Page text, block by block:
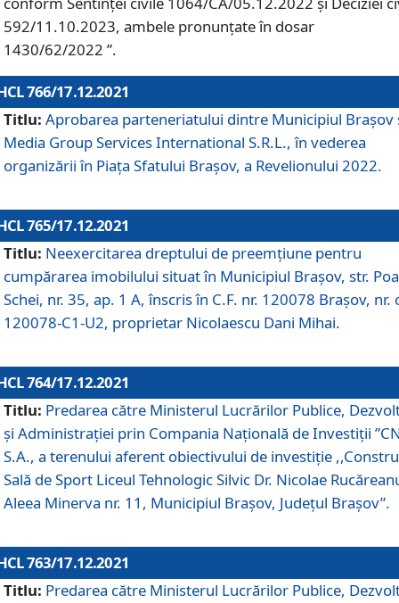
592/11.10.2023, ambele pronunțate în dosar
1430/62/2022 ”.
766/17.12.2021
Titlu: Aprobarea parteneriatului dintre Municipiul Brașov
Media Group Services International S.R.L., în vederea
organizării în Piața Sfatului Brașov, a Revelionului 2022.
765/17.12.2021
Titlu: Neexercitarea dreptului de preemţiune pentru
cumpărarea imobilului situat în Municipiul Braşov, str.
Schei, nr. 35, ap. 1 A, înscris în C.F. nr. 120078 Brașov, nr.
120078-C1-U2, proprietar Nicolaescu Dani Mihai.
764/17.12.2021
Titlu: Predarea către Ministerul Lucrărilor Publice,
și Administrației prin Compania Naţională de Investiţii
S.A., a terenului aferent obiectivului de investiţie
Sală de Sport Liceul Tehnologic Silvic Dr. Nicolae
Aleea Minerva nr. 11, Municipiul Brașov, Județul Brașov”.
763/17.12.2021
Titlu: Predarea către Ministerul Lucrărilor Publice,